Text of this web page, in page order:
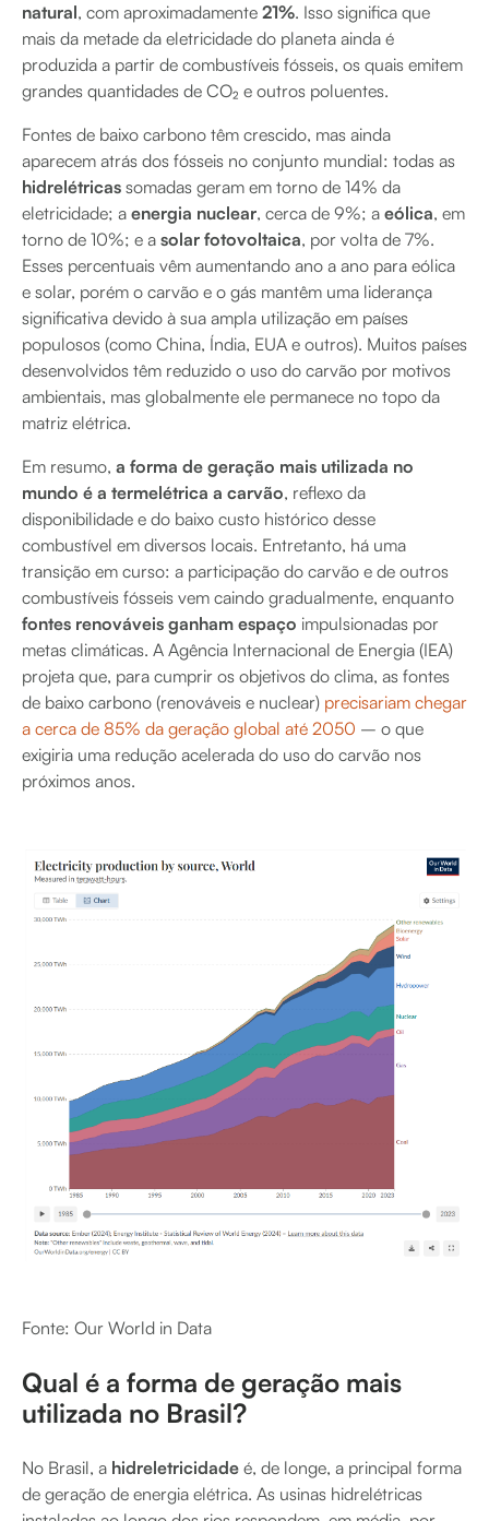
natural, com aproximadamente 21%. Isso significa que
mais da metade da eletricidade do planeta ainda é
produzida a partir de combustíveis fósseis, os quais emitem
grandes quantidades de CO₂ e outros poluentes.
Fontes de baixo carbono têm crescido, mas ainda
aparecem atrás dos fósseis no conjunto mundial: todas as
hidrelétricas somadas geram em torno de 14% da
eletricidade; a energia nuclear, cerca de 9%; a eólica, em
torno de 10%; e a solar fotovoltaica, por volta de 7%.
Esses percentuais vêm aumentando ano a ano para eólica
e solar, porém o carvão e o gás mantêm uma liderança
significativa devido à sua ampla utilização em países
populosos (como China, Índia, EUA e outros). Muitos países
desenvolvidos têm reduzido o uso do carvão por motivos
ambientais, mas globalmente ele permanece no topo da
matriz elétrica.
Em resumo, a forma de geração mais utilizada no
mundo é a termelétrica a carvão, reflexo da
disponibilidade e do baixo custo histórico desse
combustível em diversos locais. Entretanto, há uma
transição em curso: a participação do carvão e de outros
combustíveis fósseis vem caindo gradualmente, enquanto
fontes renováveis ganham espaço impulsionadas por
metas climáticas. A Agência Internacional de Energia (IEA)
projeta que, para cumprir os objetivos do clima, as fontes
de baixo carbono (renováveis e nuclear) precisariam chegar
a cerca de 85% da geração global até 2050 – o que
exigiria uma redução acelerada do uso do carvão nos
próximos anos.
Fonte: Our World in Data
Qual é a forma de geração mais
utilizada no Brasil?
No Brasil, a hidreletricidade é, de longe, a principal forma
de geração de energia elétrica. As usinas hidrelétricas